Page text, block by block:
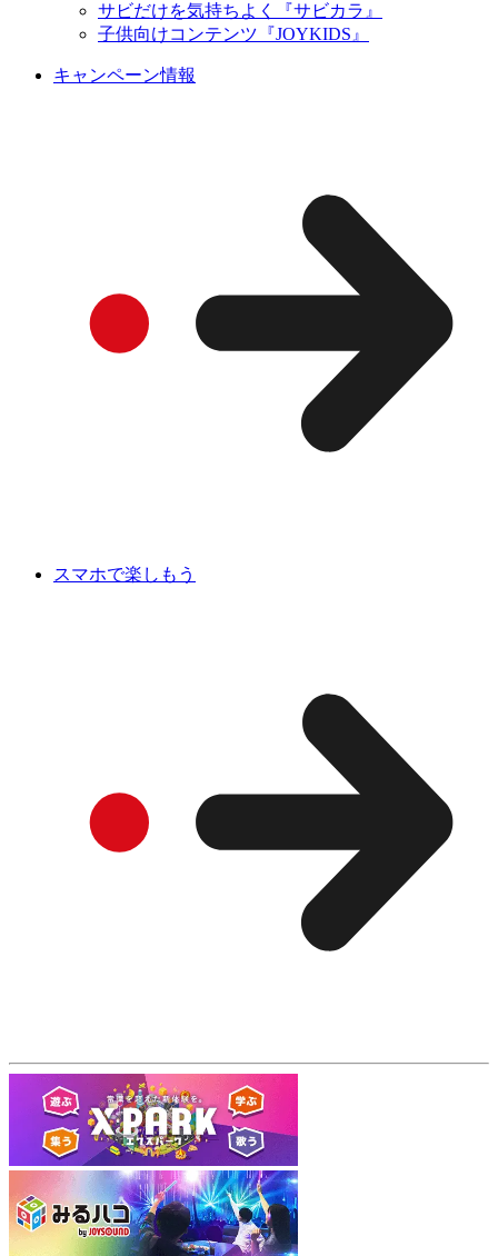
サビだけを気持ちよく『サビカラ』
子供向けコンテンツ『JOYKIDS』
キャンペーン情報
スマホで楽しもう